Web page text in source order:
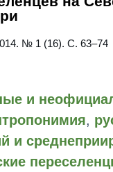
№ 1 (16). С. 63–74
и
,
и